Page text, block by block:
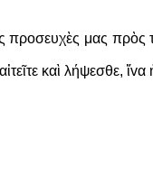
πρoσευχὲς μας
καὶ λήψεσθε,